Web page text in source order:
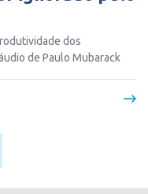
dos
de Paulo Mubarack